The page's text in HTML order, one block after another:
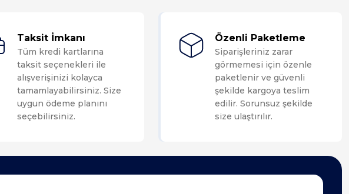
Taksit İmkanı
Tüm kredi kartlarına
taksit seçenekleri ile
alışverişinizi kolayca
tamamlayabilirsiniz. Size
uygun ödeme planını
seçebilirsiniz.
Özenli Paketleme
Siparişleriniz zarar
görmemesi için özenle
paketlenir ve güvenli
şekilde kargoya teslim
edilir. Sorunsuz şekilde
size ulaştırılır.